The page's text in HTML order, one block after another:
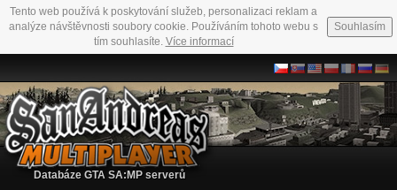
Tento web používá k poskytování služeb, personalizaci reklam a
analýze návštěvnosti soubory cookie. Používáním tohoto webu s
tím souhlasíte. Více informací
Souhlasím
Databáze GTA SA:MP serverů